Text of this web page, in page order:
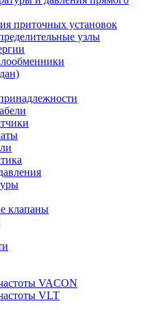
приточных установок
узлы
клапаны
VACON
VLT